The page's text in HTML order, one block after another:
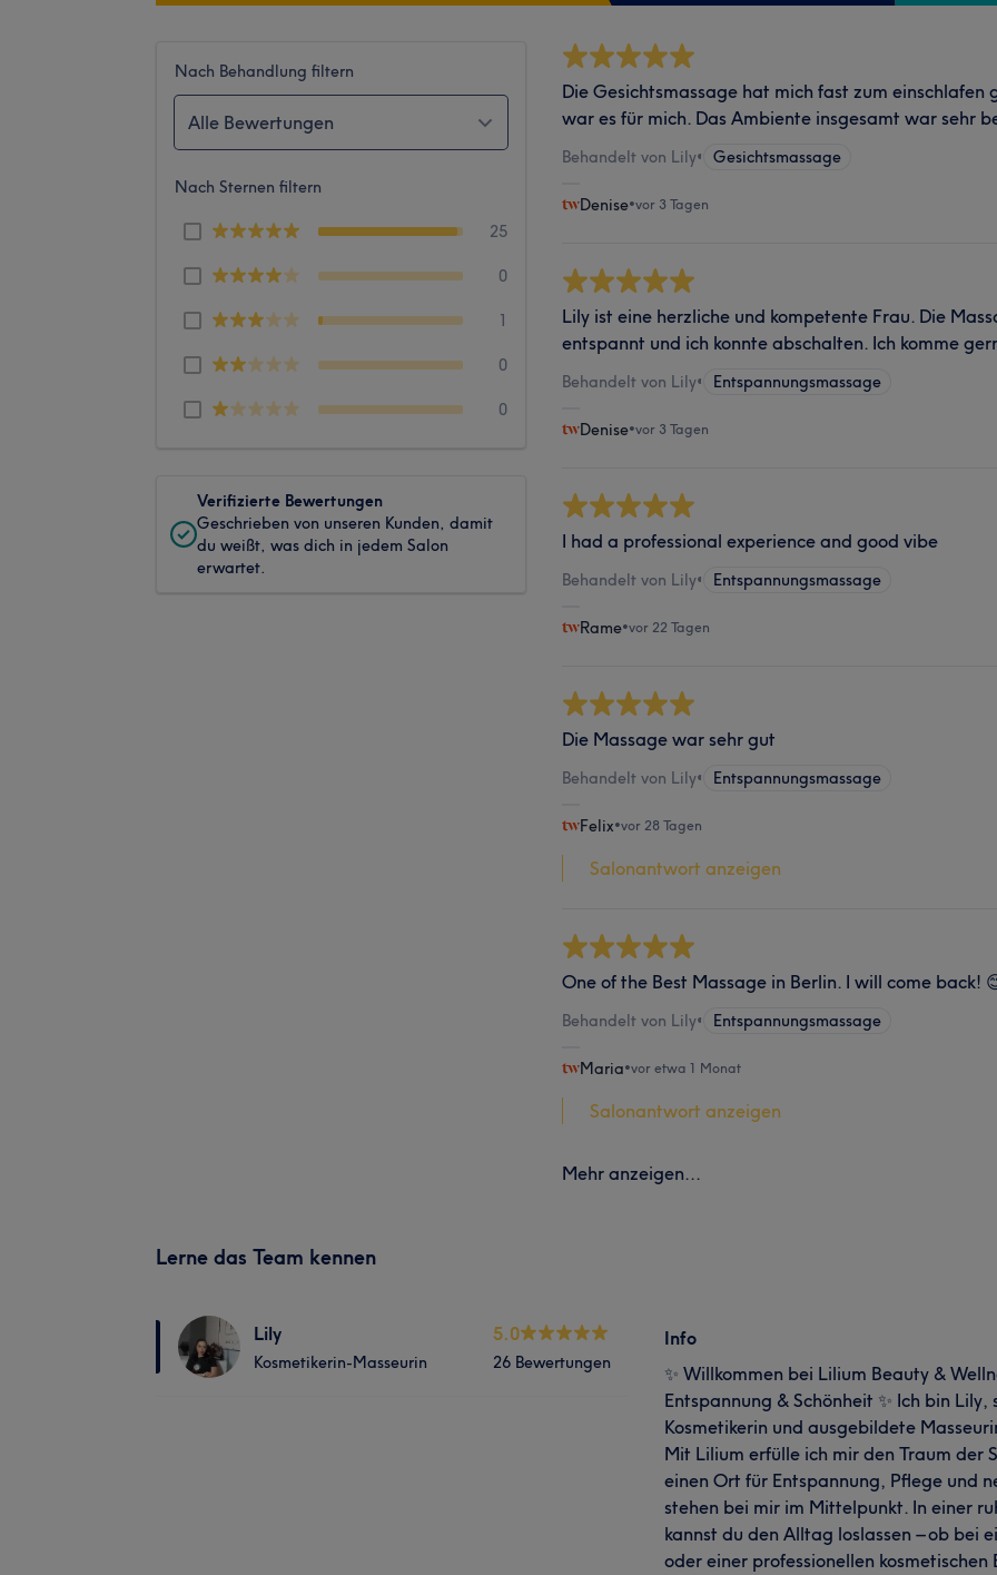
Nach Behandlung filtern
Alle Bewertungen
Nach Sternen filtern
25
0
1
0
0
Verifizierte Bewertungen
Geschrieben von unseren Kunden, damit
du weißt, was dich in jedem Salon
erwartet.
Die Gesichtsmassage hat mich fast zum einschlafen
war es für mich. Das Ambiente insgesamt war sehr
Behandelt von Lily• Gesichtsmassage
Denise•vor 3 Tagen
Lily ist eine herzliche und kompetente Frau. Die
entspannt und ich konnte abschalten. Ich komme
Behandelt von Lily• Entspannungsmassage
Denise•vor 3 Tagen
I had a professional experience and good vibe
Behandelt von Lily• Entspannungsmassage
Rame•vor 22 Tagen
Die Massage war sehr gut
Behandelt von Lily• Entspannungsmassage
Felix•vor 28 Tagen
Salonantwort anzeigen
One of the Best Massage in Berlin. I will come back!
Behandelt von Lily• Entspannungsmassage
Maria•vor etwa 1 Monat
Salonantwort anzeigen
Mehr anzeigen...
Lerne das Team kennen
Lily
Kosmetikerin-Masseurin
5.0
26 Bewertungen
Info
✨ Willkommen bei Lilium Beauty &
Entspannung & Schönheit ✨ Ich bin
Kosmetikerin und ausgebildete
Mit Lilium erfülle ich mir den Traum der
einen Ort für Entspannung, Pflege und
stehen bei mir im Mittelpunkt. In einer
kannst du den Alltag loslassen – ob bei
oder einer professionellen